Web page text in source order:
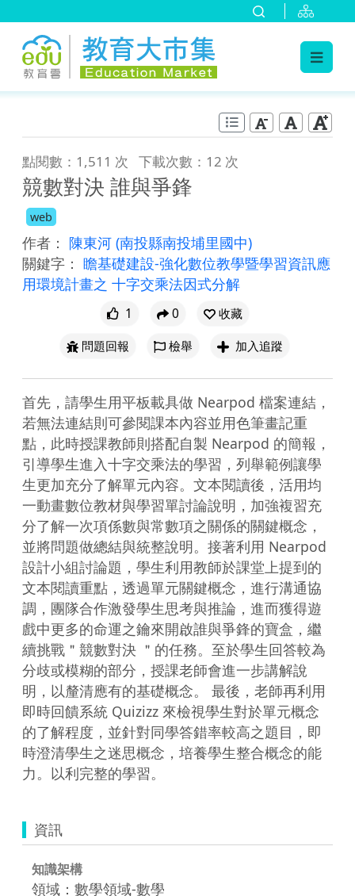
點閱數：1,511 次 下載次數：12 次
競數對決 誰與爭鋒
web
作者： 陳東河 (南投縣南投埔里國中)
關鍵字： 瞻基礎建設-強化數位教學暨學習資訊應
用環境計畫之 十字交乘法因式分解
1 0
收藏
問題回報
檢舉 加入追蹤
首先，請學生用平板載具做 Nearpod 檔案連結，
若無法連結則可參閱課本內容並用色筆畫記重
點，此時授課教師則搭配自製 Nearpod 的簡報，
引導學生進入十字交乘法的學習，列舉範例讓學
生更加充分了解單元內容。文本閱讀後，活用均
一動畫數位教材與學習單討論說明，加強複習充
分了解一次項係數與常數項之關係的關鍵概念，
並將問題做總結與統整說明。接著利用 Nearpod
設計小組討論題，學生利用教師於課堂上提到的
文本閱讀重點，透過單元關鍵概念，進行溝通協
調，團隊合作激發學生思考與推論，進而獲得遊
戲中更多的命運之鑰來開啟誰與爭鋒的寶盒，繼
續挑戰＂競數對決 ＂的任務。至於學生回答較為
分歧或模糊的部分，授課老師會進一步講解說
明，以釐清應有的基礎概念。 最後，老師再利用
即時回饋系統 Quizizz 來檢視學生對於單元概念
的了解程度，並針對同學答錯率較高之題目，即
時澄清學生之迷思概念，培養學生整合概念的能
力。以利完整的學習。
資訊
知識架構
領域：數學領域-數學